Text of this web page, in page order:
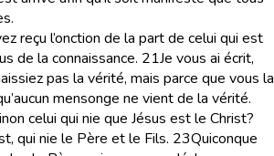
reçu l’onction de la part de celui qui est
de la connaissance. 21Je vous ai écrit,
pas la vérité, mais parce que vous la
mensonge ne vient de la vérité.
celui qui nie que Jésus est le Christ?
qui nie le Père et le Fils. 23Quiconque